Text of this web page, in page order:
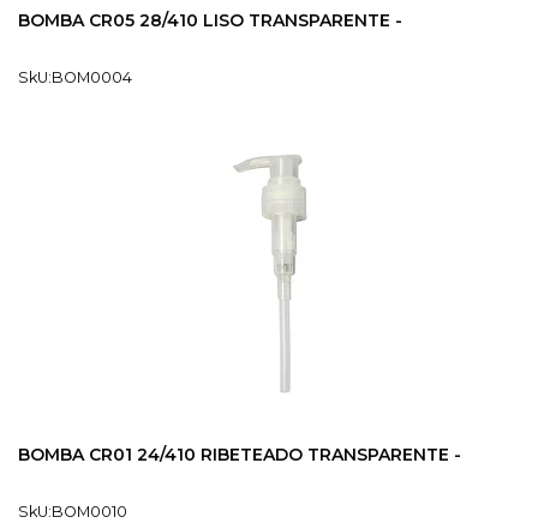
BOMBA CR05 28/410 LISO TRANSPARENTE -
SkU:BOM0004
BOMBA CR01 24/410 RIBETEADO TRANSPARENTE -
SkU:BOM0010